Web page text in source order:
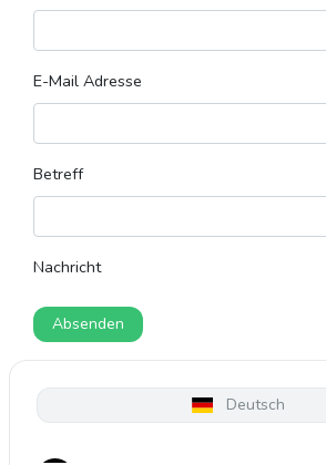
E-Mail Adresse
Betreff
Nachricht
Absenden
Deutsch